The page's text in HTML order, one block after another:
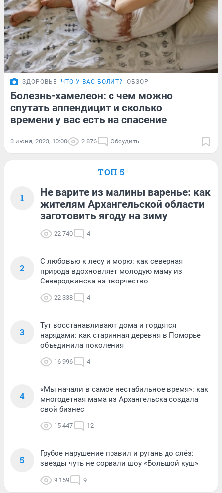
ЗДОРОВЬЕ ЧТО У ВАС БОЛИТ? ОБЗОР
Болезнь-хамелеон: с чем можно
спутать аппендицит и сколько
времени у вас есть на спасение
3 июня, 2023, 10:00 2 876 Обсудить
ТОП 5
1
Не варите из малины варенье: как
жителям Архангельской области
заготовить ягоду на зиму
22 740 4
2
С любовью к лесу и морю: как северная
природа вдохновляет молодую маму из
Северодвинска на творчество
22 338 4
3
Тут восстанавливают дома и гордятся
нарядами: как старинная деревня в Поморье
объединила поколения
16 996 4
4
«Мы начали в самое нестабильное время»: как
многодетная мама из Архангельска создала
свой бизнес
15 447 12
5
Грубое нарушение правил и ругань до слёз:
звезды чуть не сорвали шоу «Большой куш»
9 159 9